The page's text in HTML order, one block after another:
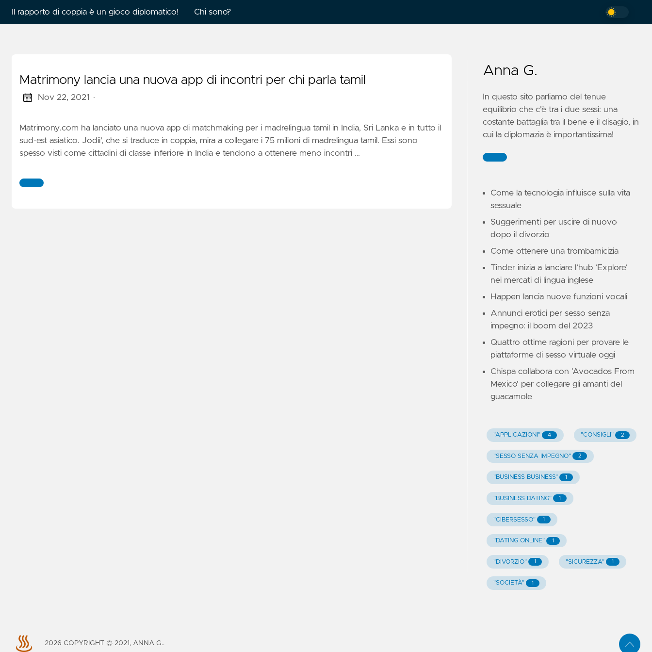
Il rapporto di coppia è un gioco diplomatico! Chi sono?
Matrimony lancia una nuova app di incontri per chi parla tamil
Nov 22, 2021 ·
Matrimony.com ha lanciato una nuova app di matchmaking per i madrelingua tamil in India, Sri Lanka e in tutto il
sud-est asiatico. Jodii', che si traduce in coppia, mira a collegare i 75 milioni di madrelingua tamil. Essi sono
spesso visti come cittadini di classe inferiore in India e tendono a ottenere meno incontri …
Anna G.
In questo sito parliamo del tenue
equilibrio che c'è tra i due sessi: una
costante battaglia tra il bene e il disagio, in
cui la diplomazia è importantissima!
Come la tecnologia influisce sulla vita
sessuale
Suggerimenti per uscire di nuovo
dopo il divorzio
Come ottenere una trombamicizia
Tinder inizia a lanciare l’hub ’Explore’
nei mercati di lingua inglese
Happen lancia nuove funzioni vocali
Annunci erotici per sesso senza
impegno: il boom del 2023
Quattro ottime ragioni per provare le
piattaforme di sesso virtuale oggi
Chispa collabora con ’Avocados From
Mexico’ per collegare gli amanti del
guacamole
"APPLICAZIONI" 4 "CONSIGLI" 2
"SESSO SENZA IMPEGNO" 2
"BUSINESS BUSINESS" 1
"BUSINESS DATING" 1
"CIBERSESSO" 1
"DATING ONLINE" 1
"DIVORZIO" 1 "SICUREZZA" 1
"SOCIETÀ" 1
2026 COPYRIGHT © 2021, ANNA G..